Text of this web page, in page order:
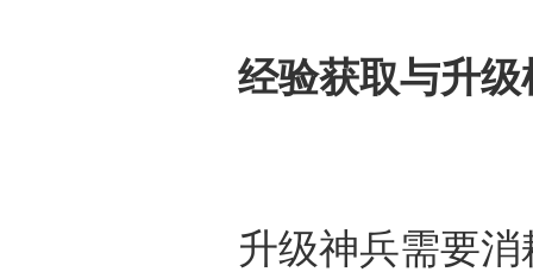
经验获取与升级
升级神兵需要